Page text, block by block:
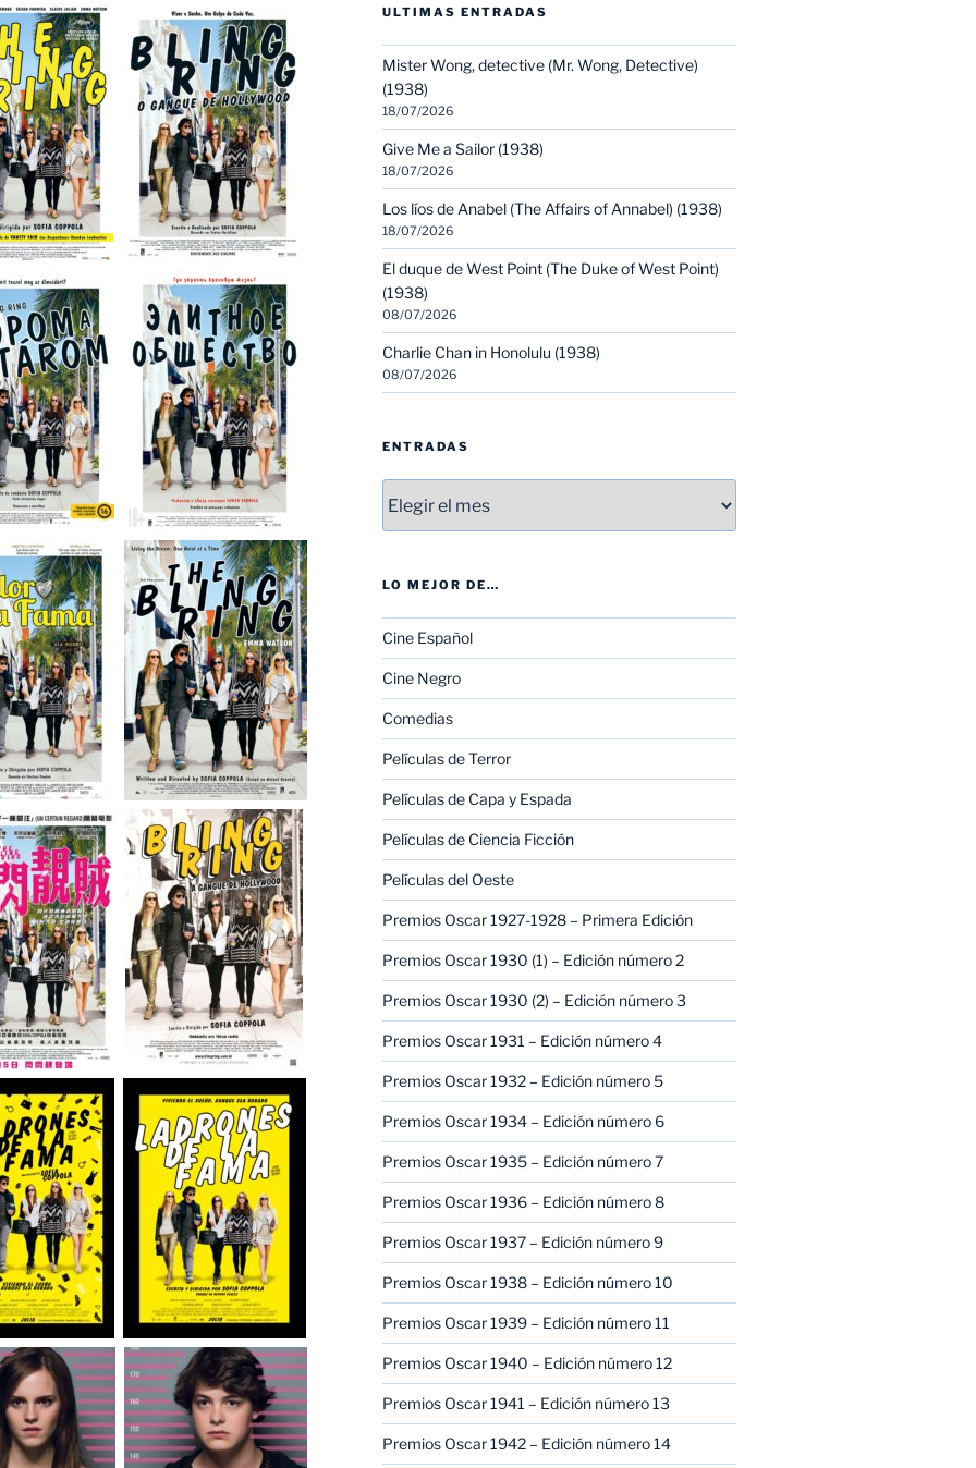
ULTIMAS ENTRADAS
Mister Wong, detective (Mr. Wong, Detective)
(1938)
18/07/2026
Give Me a Sailor (1938)
18/07/2026
Los líos de Anabel (The Affairs of Annabel) (1938)
18/07/2026
El duque de West Point (The Duke of West Point)
(1938)
08/07/2026
Charlie Chan in Honolulu (1938)
08/07/2026
ENTRADAS
LO MEJOR DE…
Cine Español
Cine Negro
Comedias
Películas de Terror
Películas de Capa y Espada
Películas de Ciencia Ficción
Películas del Oeste
Premios Oscar 1927-1928 – Primera Edición
Premios Oscar 1930 (1) – Edición número 2
Premios Oscar 1930 (2) – Edición número 3
Premios Oscar 1931 – Edición número 4
Premios Oscar 1932 – Edición número 5
Premios Oscar 1934 – Edición número 6
Premios Oscar 1935 – Edición número 7
Premios Oscar 1936 – Edición número 8
Premios Oscar 1937 – Edición número 9
Premios Oscar 1938 – Edición número 10
Premios Oscar 1939 – Edición número 11
Premios Oscar 1940 – Edición número 12
Premios Oscar 1941 – Edición número 13
Premios Oscar 1942 – Edición número 14